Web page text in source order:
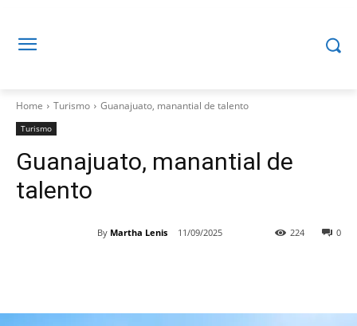
Home Turismo Guanajuato, manantial de talento
Turismo
Guanajuato, manantial de
talento
By Martha Lenis 11/09/2025 0
224